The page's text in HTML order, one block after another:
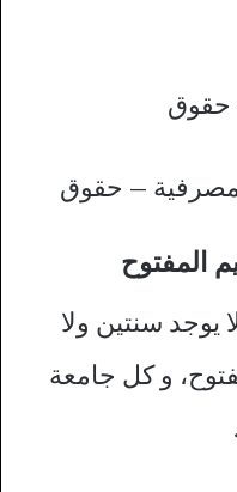
حقوق
– حقوق
المفتوح
يوجد سنتين ولا
و كل جامعة